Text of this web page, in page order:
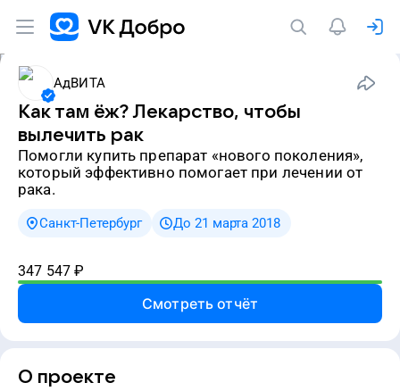
АдВИТА
Как там ёж? Лекарство, чтобы
вылечить рак
Помогли купить препарат «нового поколения»,
который эффективно помогает при лечении от
рака.
Санкт-Петербург До 21 марта 2018
347 547 ₽
Смотреть отчёт
О проекте